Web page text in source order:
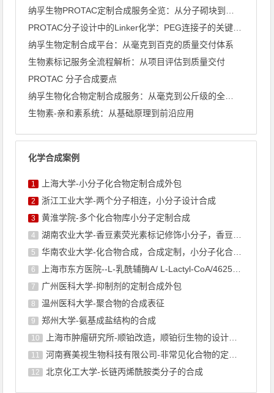
纳孚生物定制合成平台：从毫克到百克的质量交付体系
生物素标记服务全流程解析：从项目评估到质量交付
PROTAC 分子合成要点
生物素-亲和素系统：从基础原理到前沿应用
化学合成案例
1 上海大学-小分子化合物定制合成外包
2 浙江工业大学-两个分子相连，小分子设计合成
3 黄淮学院-多个化合物库小分子定制合成
4 湖南农业大学-香豆素荧光素标记修饰小分子，香豆素衍生物的合成
5 华南农业大学-化合物合成，合成定制，小分子化合物的订购
6 上海市东方医院--L-乳酰辅酶A/ L-Lactyl-CoA/4625-32-5/1926 ...
7 广州医科大学-抑制剂的定制合成外包
8 温州医科大学-聚合物的合成表征
9 郑州大学-氨基成盐结构的合成
10 上海巿肿瘤研究所-顺铂改造，顺铂衍生物的设计合成
11 河南赛美视生物科技有限公司-非常见化合物的定制合成，工艺研发
12 北京化工大学-长链丙烯酰胺类分子的合成